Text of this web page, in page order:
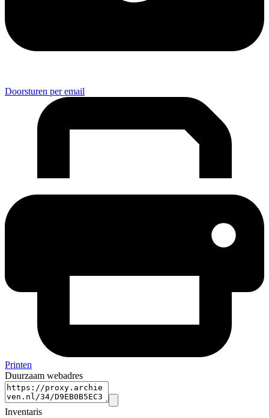
Doorsturen per email
Printen
Duurzaam webadres
Inventaris